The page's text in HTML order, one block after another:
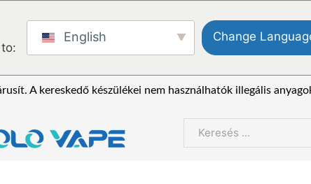
English Change
A kereskedő készülékei nem használhatók illegális
Keresés